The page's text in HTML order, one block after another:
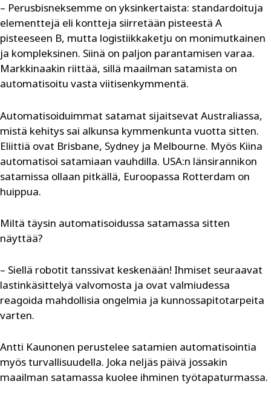
– Perusbisneksemme on yksinkertaista: standardoituja
elementtejä eli kontteja siirretään pisteestä A
pisteeseen B, mutta logistiikkaketju on monimutkainen
ja kompleksinen. Siinä on paljon parantamisen varaa.
Markkinaakin riittää, sillä maailman satamista on
automatisoitu vasta viitisenkymmentä.
Automatisoiduimmat satamat sijaitsevat Australiassa,
mistä kehitys sai alkunsa kymmenkunta vuotta sitten.
Eliittiä ovat Brisbane, Sydney ja Melbourne. Myös Kiina
automatisoi satamiaan vauhdilla. USA:n länsirannikon
satamissa ollaan pitkällä, Euroopassa Rotterdam on
huippua.
Miltä täysin automatisoidussa satamassa sitten
näyttää?
– Siellä robotit tanssivat keskenään! Ihmiset seuraavat
lastinkäsittelyä valvomosta ja ovat valmiudessa
reagoida mahdollisia ongelmia ja kunnossapitotarpeita
varten.
Antti Kaunonen perustelee satamien automatisointia
myös turvallisuudella. Joka neljäs päivä jossakin
maailman satamassa kuolee ihminen työtapaturmassa.